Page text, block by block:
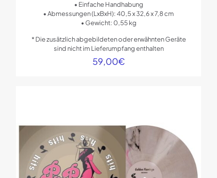
• Einfache Handhabung
• Abmessungen (LxBxH): 40,5 x 32,6 x 7,8 cm
• Gewicht: 0,55 kg
* Die zusätzlich abgebildeten oder erwähnten Geräte
sind nicht im Lieferumpfang enthalten
59,00€